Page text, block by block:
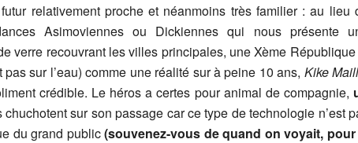
relativement proche et néanmoins très familier : au lieu
Asimoviennes ou Dickiennes qui nous présente
verre recouvrant les villes principales, une Xème
sur l’eau) comme une réalité sur à peine 10 ans, Kike
crédible. Le héros a certes pour animal de compagnie,
chuchotent sur son passage car ce type de technologie n’est
du grand public(souvenez-vous de quand on voyait, pour